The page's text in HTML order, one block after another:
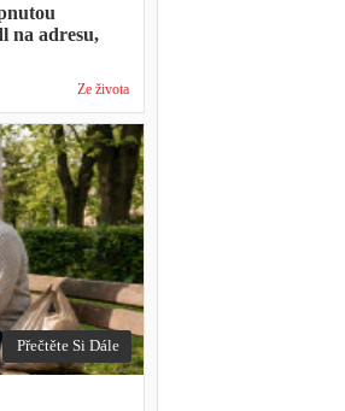
na adresu,
Ze života
Přečtěte Si Dále